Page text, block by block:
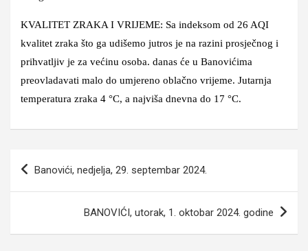
KVALITET ZRAKA I VRIJEME: Sa indeksom od 26 AQI
kvalitet zraka što ga udišemo jutros je na razini prosječnog i
prihvatljiv je za većinu osoba. danas će u Banovićima
preovladavati malo do umjereno oblačno vrijeme. Jutarnja
temperatura zraka 4 °C, a najviša dnevna do 17 °C.
Banovići, nedjelja, 29. septembar 2024.
BANOVIĆI, utorak, 1. oktobar 2024. godine